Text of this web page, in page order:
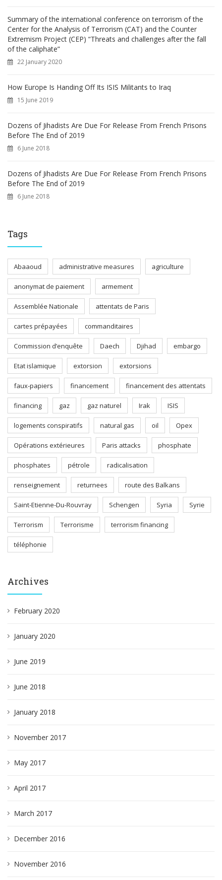
Summary of the international conference on terrorism of the
Center for the Analysis of Terrorism (CAT) and the Counter
Extremism Project (CEP) “Threats and challenges after the fall
of the caliphate”
22 January 2020
How Europe Is Handing Off Its ISIS Militants to Iraq
15 June 2019
Dozens of Jihadists Are Due For Release From French Prisons
Before The End of 2019
6 June 2018
Dozens of Jihadists Are Due For Release From French Prisons
Before The End of 2019
6 June 2018
Tags
Abaaoud administrative measures agriculture
anonymat de paiement armement
Assemblée Nationale attentats de Paris
cartes prépayées commanditaires
Commission d’enquête Daech Djihad embargo
Etat islamique extorsion extorsions
faux-papiers financement financement des attentats
financing gaz gaz naturel Irak ISIS
logements conspiratifs natural gas oil Opex
Opérations extérieures Paris attacks phosphate
phosphates pétrole radicalisation
renseignement returnees route des Balkans
Saint-Etienne-Du-Rouvray Schengen Syria Syrie
Terrorism Terrorisme terrorism financing
téléphonie
Archives
February 2020
January 2020
June 2019
June 2018
January 2018
November 2017
May 2017
April 2017
March 2017
December 2016
November 2016